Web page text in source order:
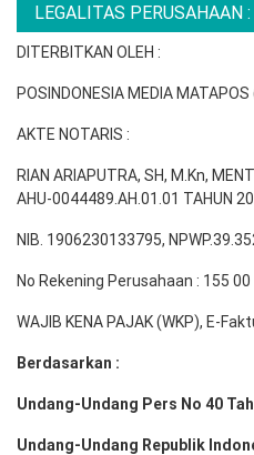
LEGALITAS PERUSAHAAN :
DITERBITKAN OLEH :
POSINDONESIA MEDIA
AKTE NOTARIS :
RIAN ARIAPUTRA, SH, M.Kn,
AHU-0044489.AH.01.01 TAHUN
NIB. 1906230133795,
No Rekening Perusahaan : 155
WAJIB KENA PAJAK (WKP), E-
Berdasarkan :
Undang-Undang Pers No 40
Undang-Undang Republik